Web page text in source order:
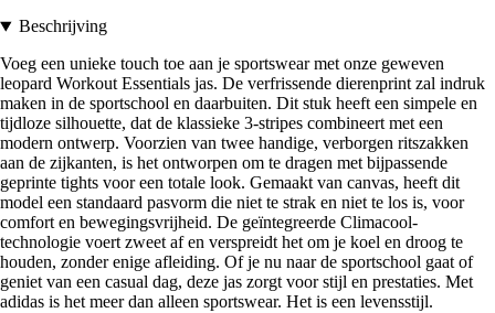
Beschrijving
Voeg een unieke touch toe aan je sportswear met onze geweven
leopard Workout Essentials jas. De verfrissende dierenprint zal indruk
maken in de sportschool en daarbuiten. Dit stuk heeft een simpele en
tijdloze silhouette, dat de klassieke 3-stripes combineert met een
modern ontwerp. Voorzien van twee handige, verborgen ritszakken
aan de zijkanten, is het ontworpen om te dragen met bijpassende
geprinte tights voor een totale look. Gemaakt van canvas, heeft dit
model een standaard pasvorm die niet te strak en niet te los is, voor
comfort en bewegingsvrijheid. De geïntegreerde Climacool-
technologie voert zweet af en verspreidt het om je koel en droog te
houden, zonder enige afleiding. Of je nu naar de sportschool gaat of
geniet van een casual dag, deze jas zorgt voor stijl en prestaties. Met
adidas is het meer dan alleen sportswear. Het is een levensstijl.